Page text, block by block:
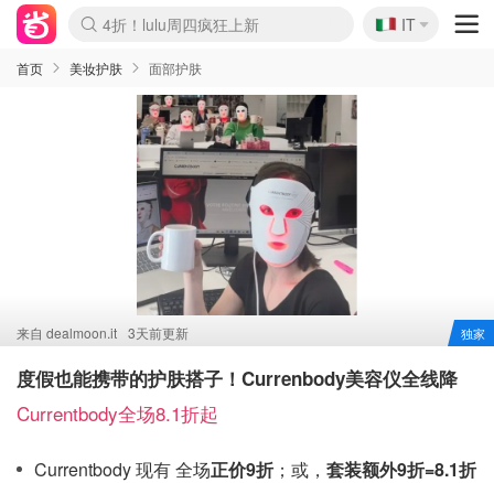
Boticinal 夏促开抢！
4折！lulu周四疯狂上新
速领！Stanley独家85折
Zalando 奥莱闪促！每日更新
🇮🇹
IT
首页 美妆护肤 面部护肤
来自 dealmoon.it 3天前更新 独家
度假也能携带的护肤搭子！Currenbody美容仪全线降
Currentbody全场8.1折起
Currentbody 现有 全场正价9折 ；或， 套装额外9折=8.1折